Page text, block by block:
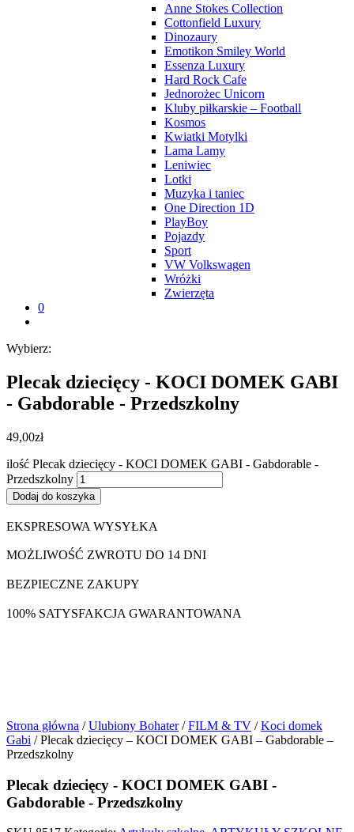
Anne Stokes Collection
Cottonfield Luxury
Dinozaury
Emotikon Smiley World
Essenza Luxury
Hard Rock Cafe
Jednorożec Unicorn
Kluby piłkarskie – Football
Kosmos
Kwiatki Motylki
Lama Lamy
Leniwiec
Lotki
Muzyka i taniec
One Direction 1D
PlayBoy
Pojazdy
Sport
VW Volkswagen
Wróżki
Zwierzęta
0
Wybierz:
Plecak dziecięcy - KOCI DOMEK GABI
- Gabdorable - Przedszkolny
49,00zł
ilość Plecak dziecięcy - KOCI DOMEK GABI - Gabdorable -
Przedszkolny
Dodaj do koszyka
EKSPRESOWA WYSYŁKA
MOŻLIWOŚĆ ZWROTU DO 14 DNI
BEZPIECZNE ZAKUPY
100% SATYSFAKCJA GWARANTOWANA
Strona główna /Ulubiony Bohater/FILM & TV /Koci domek
Gabi / Plecak dziecięcy – KOCI DOMEK GABI – Gabdorable –
Przedszkolny
Plecak dziecięcy - KOCI DOMEK GABI -
Gabdorable - Przedszkolny